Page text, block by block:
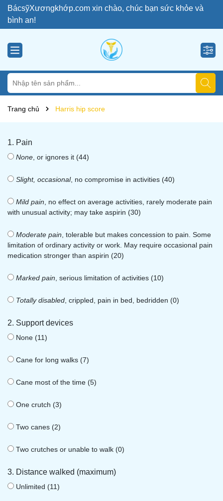
BácsỹXươngkhớp.com xin chào, chúc bạn sức khỏe và
bình an!
Trang chủ Harris hip score
1. Pain
None , or ignores it (44)
Slight, occasional, no compromise in activities (40)
Mild pain , no effect on average activities, rarely moderate pain
with unusual activity; may take aspirin (30)
Moderate pain , tolerable but makes concession to pain. Some
limitation of ordinary activity or work. May require occasional pain
medication stronger than aspirin (20)
Marked pain , serious limitation of activities (10)
Totally disabled , crippled, pain in bed, bedridden (0)
2. Support devices
None (11)
Cane for long walks (7)
Cane most of the time (5)
One crutch (3)
Two canes (2)
Two crutches or unable to walk (0)
3. Distance walked (maximum)
Unlimited (11)